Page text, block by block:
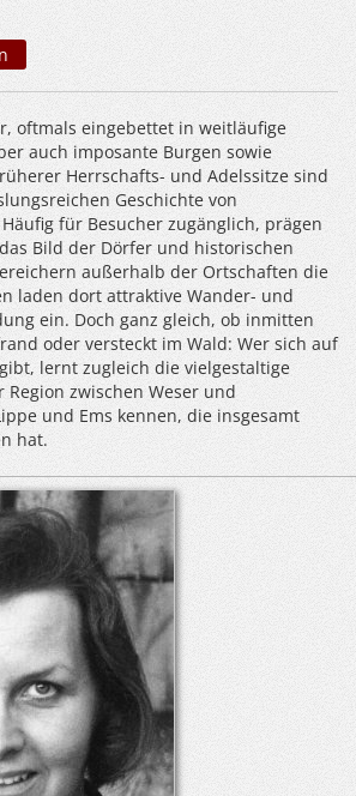
oftmals eingebettet in weitläufige
auch imposante Burgen sowie
Herrschafts- und Adelssitze sind
Geschichte von
für Besucher zugänglich, prägen
Bild der Dörfer und historischen
außerhalb der Ortschaften die
laden dort attraktive Wander- und
ein. Doch ganz gleich, ob inmitten
oder versteckt im Wald: Wer sich auf
lernt zugleich die vielgestaltige
zwischen Weser und
und Ems kennen, die insgesamt
hat.